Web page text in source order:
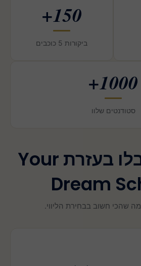
150+
ביקורות 5 כוכבים
1000+
שלוו
הם התקבלו בעזרת Your
Dream
חשוב בבחירת הליווי.